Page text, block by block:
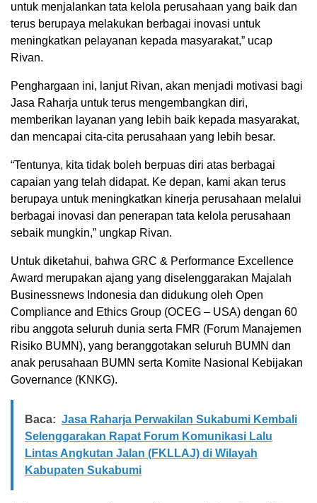
untuk menjalankan tata kelola perusahaan yang baik dan
terus berupaya melakukan berbagai inovasi untuk
meningkatkan pelayanan kepada masyarakat,” ucap
Rivan.
Penghargaan ini, lanjut Rivan, akan menjadi motivasi bagi
Jasa Raharja untuk terus mengembangkan diri,
memberikan layanan yang lebih baik kepada masyarakat,
dan mencapai cita-cita perusahaan yang lebih besar.
“Tentunya, kita tidak boleh berpuas diri atas berbagai
capaian yang telah didapat. Ke depan, kami akan terus
berupaya untuk meningkatkan kinerja perusahaan melalui
berbagai inovasi dan penerapan tata kelola perusahaan
sebaik mungkin,” ungkap Rivan.
Untuk diketahui, bahwa GRC & Performance Excellence
Award merupakan ajang yang diselenggarakan Majalah
Businessnews Indonesia dan didukung oleh Open
Compliance and Ethics Group (OCEG – USA) dengan 60
ribu anggota seluruh dunia serta FMR (Forum Manajemen
Risiko BUMN), yang beranggotakan seluruh BUMN dan
anak perusahaan BUMN serta Komite Nasional Kebijakan
Governance (KNKG).
Baca: Jasa Raharja Perwakilan Sukabumi Kembali
Selenggarakan Rapat Forum Komunikasi Lalu
Lintas Angkutan Jalan (FKLLAJ) di Wilayah
Kabupaten Sukabumi